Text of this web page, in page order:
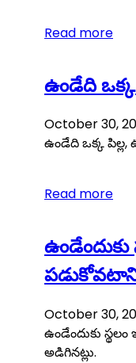
Read more
ఉండేది
October 30,
ఉండేది ఒక్క
Read more
ఉండేందుకు
October 30,
ఉండేందుకు
అడిగినట్లు.